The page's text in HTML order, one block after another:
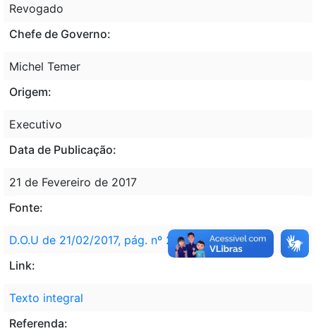
Revogado
Chefe de Governo:
Michel Temer
Origem:
Executivo
Data de Publicação:
21 de Fevereiro de 2017
Fonte:
D.O.U de 21/02/2017, pág. nº 2
Link:
Texto integral
Referenda: